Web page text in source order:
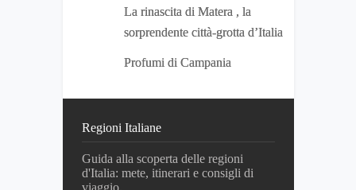
La rinascita di Matera , la
sorprendente città-grotta d’Italia
Profumi di Campania
Regioni Italiane
Guida alla scoperta delle regioni
d'Italia: mete, itinerari e consigli di
viaggio.